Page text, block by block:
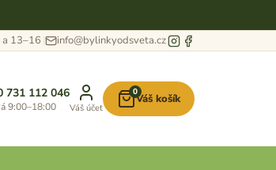
13–16 info@bylinkyodsveta.cz
731 112 046
9:00–18:00 Váš účet
Nákupní
košík
0
Váš košík